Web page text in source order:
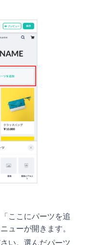
ここにパーツを追
ューが開きます。
い。選んだパーツ